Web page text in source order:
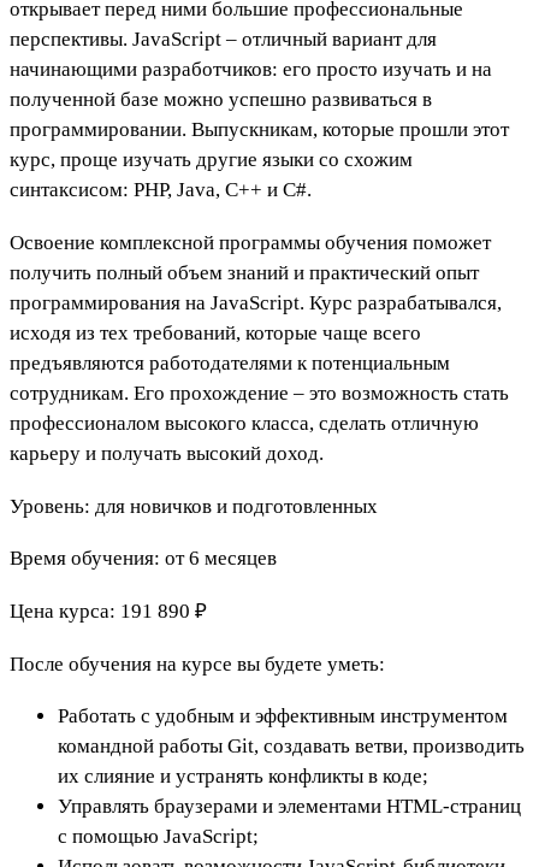
открывает перед ними большие профессиональные
перспективы. JavaScript – отличный вариант для
начинающими разработчиков: его просто изучать и на
полученной базе можно успешно развиваться в
программировании. Выпускникам, которые прошли этот
курс, проще изучать другие языки со схожим
синтаксисом: PHP, Java, С++ и С#.
Освоение комплексной программы обучения поможет
получить полный объем знаний и практический опыт
программирования на JavaScript. Курс разрабатывался,
исходя из тех требований, которые чаще всего
предъявляются работодателями к потенциальным
сотрудникам. Его прохождение – это возможность стать
профессионалом высокого класса, сделать отличную
карьеру и получать высокий доход.
Уровень: для новичков и подготовленных
Время обучения: от 6 месяцев
Цена курса: 191 890 ₽
После обучения на курсе вы будете уметь:
Работать с удобным и эффективным инструментом
командной работы Git, создавать ветви, производить
их слияние и устранять конфликты в коде;
Управлять браузерами и элементами HTML-страниц
с помощью JavaScript;